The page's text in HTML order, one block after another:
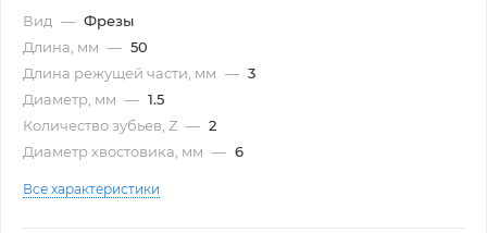
Вид — Фрезы
Длина, мм — 50
Длина режущей части, мм — 3
Диаметр, мм — 1.5
Количество зубьев, Z — 2
Диаметр хвостовика, мм — 6
Все характеристики